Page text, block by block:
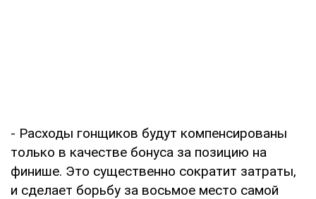
- Расходы гонщиков будут компенсированы
только в качестве бонуса за позицию на
финише. Это существенно сократит затраты,
и сделает борьбу за восьмое место самой